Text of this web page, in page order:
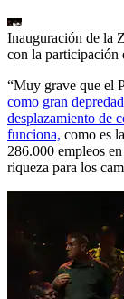
Inauguración de la
con la participación
“Muy grave que el
como gran
desplazamiento de
funciona, como es
286.000 empleos
riqueza para los